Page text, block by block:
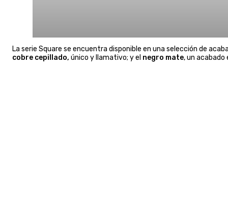
La serie Square se encuentra disponible en una selección de
cobre cepillado, único y llamativo; y el negro mate, un